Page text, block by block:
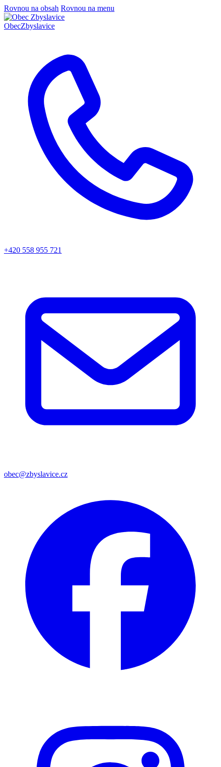
Rovnou na obsah Rovnou na menu
ObecZbyslavice
+420 558 955 721
obec@zbyslavice.cz